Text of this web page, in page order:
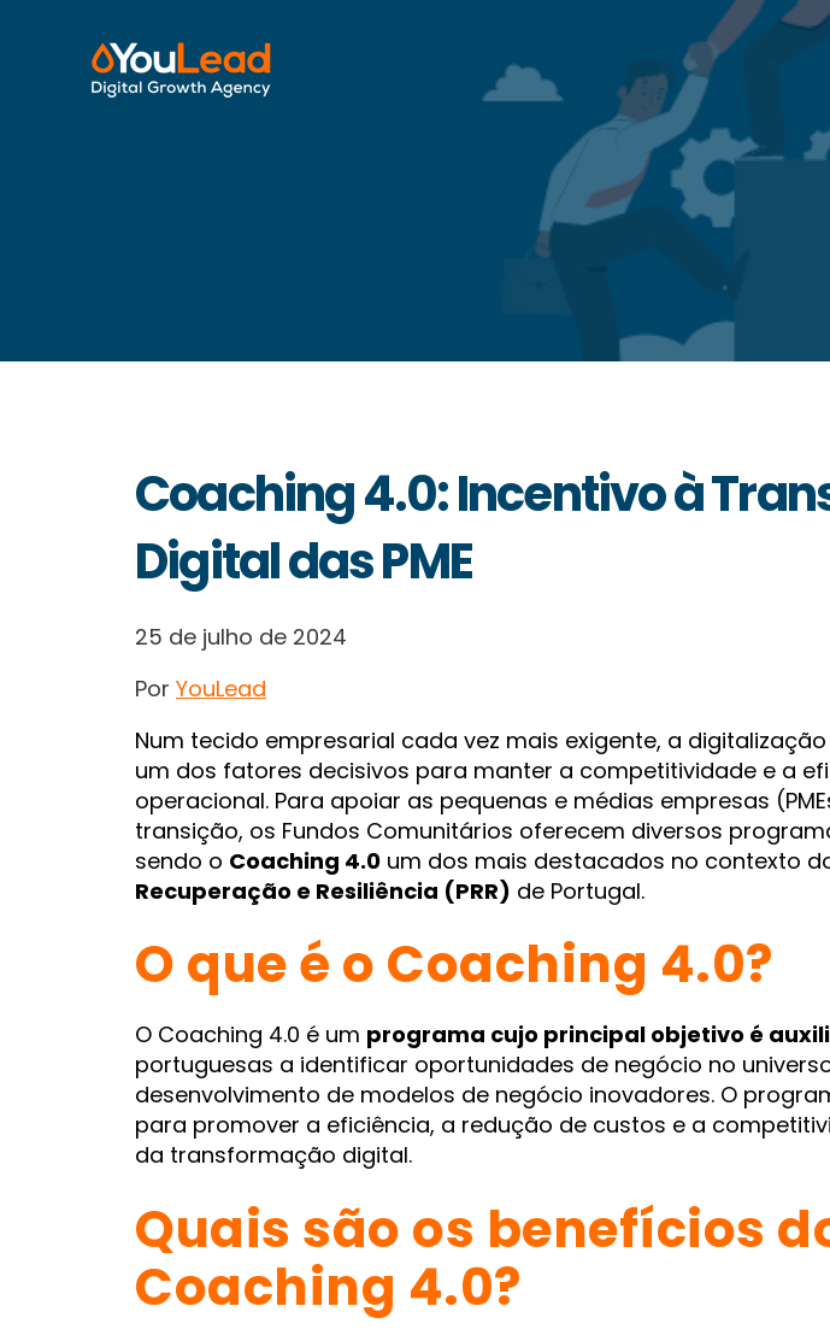
Coaching 4.0: Incentivo à
Digital das PME
25 de julho de 2024
Por YouLead
Num tecido empresarial cada vez mais exigente, a
um dos fatores decisivos para manter a competitividade e a
operacional. Para apoiar as pequenas e médias empresas
transição, os Fundos Comunitários oferecem diversos
sendo o Coaching 4.0 um dos mais destacados no contexto
Recuperação e Resiliência (PRR) de Portugal.
O que é o Coaching 4.0?
O Coaching 4.0 é um programa cujo principal objetivo é
portuguesas a identificar oportunidades de negócio no
desenvolvimento de modelos de negócio inovadores. O
para promover a eficiência, a redução de custos e a
da transformação digital.
Quais são os benefícios
Coaching 4.0?